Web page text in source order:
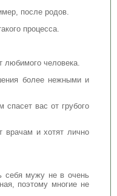
после родов.
процесса.
любимого человека.
более нежными и
вас от грубого
врачам и хотят лично
себя мужу не в очень
поэтому многие не